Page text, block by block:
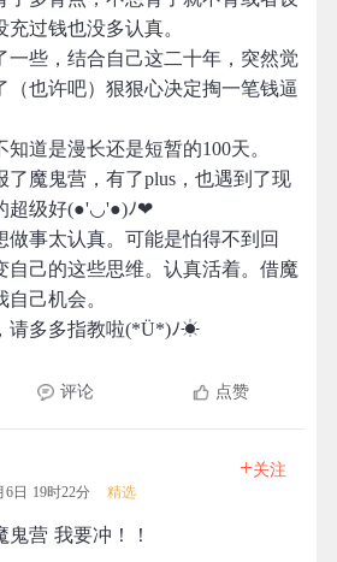
过钱也没多认真。
一些，结合自己这二十年，突然觉
（也许吧）狠狠心决定掏一笔钱逼
道是漫长还是短暂的100天。
了魔鬼营，有了plus，也遇到了现
超级好(●'◡'●)ﾉ❤
做事太认真。可能是怕得不到回
自己的这些思维。认真活着。借魔
己机会。
请多多指教啦(*Ü*)ﾉ☀
评论 点赞
6日 19时22分 精选
+关注
营 我要冲！！